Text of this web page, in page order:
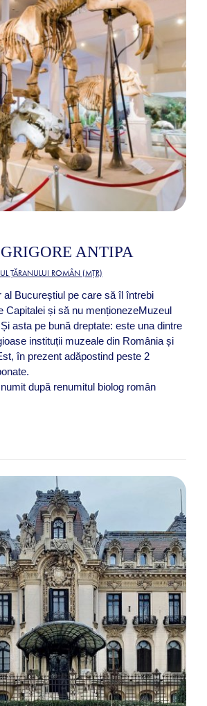
ANTIPA
ȚĂRANULUI ROMÂN (MȚR)
al Bucureștiul pe care să îl întrebi
Capitalei și să nu menționezeMuzeul
asta pe bună dreptate: este una dintre
instituții muzeale din România și
în prezent adăpostind peste 2
după renumitul biolog român